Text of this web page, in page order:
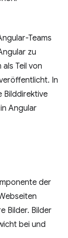
Teams
zu
Teil von
In
Bilddirektive
Angular
der
Bilder. Bilder
bei und